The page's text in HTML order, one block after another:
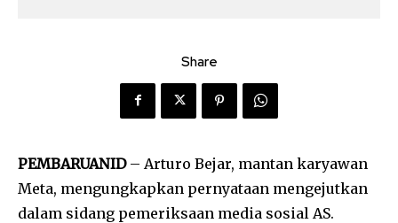
Share
PEMBARUANID– Arturo Bejar, mantan karyawan
Meta, mengungkapkan pernyataan mengejutkan
dalam sidang pemeriksaan media sosial AS.